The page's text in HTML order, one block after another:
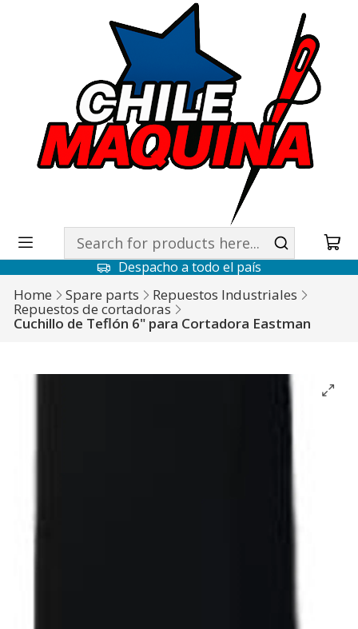
Despacho a todo el país
Home Spare parts Repuestos Industriales
Repuestos de cortadoras
Cuchillo de Teflón 6" para Cortadora Eastman